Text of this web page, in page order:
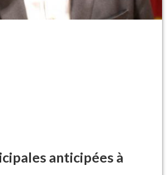
anticipées à